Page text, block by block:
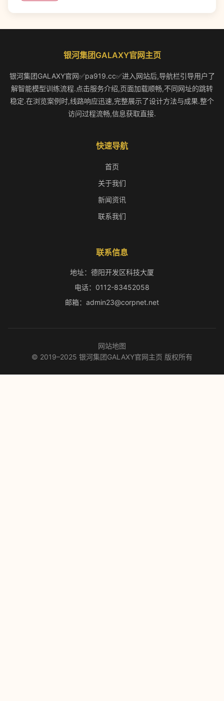
银河集团GALAXY官网主页
银河集团GALAXY官网✅pa919.cc✅进入网站后,导航栏引导用户了
解智能模型训练流程.点击服务介绍,页面加载顺畅,不同网址的跳转
稳定.在浏览案例时,线路响应迅速,完整展示了设计方法与成果.整个
访问过程流畅,信息获取直接.
快速导航
首页
关于我们
新闻资讯
联系我们
联系信息
地址：德阳开发区科技大厦
电话：0112-83452058
邮箱：admin23@corpnet.net
网站地图
© 2019–2025 银河集团GALAXY官网主页 版权所有